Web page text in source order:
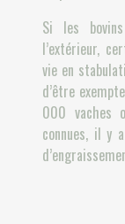
Si les
l’extérieur,
vie en
d’être
000 vaches
connues, il y